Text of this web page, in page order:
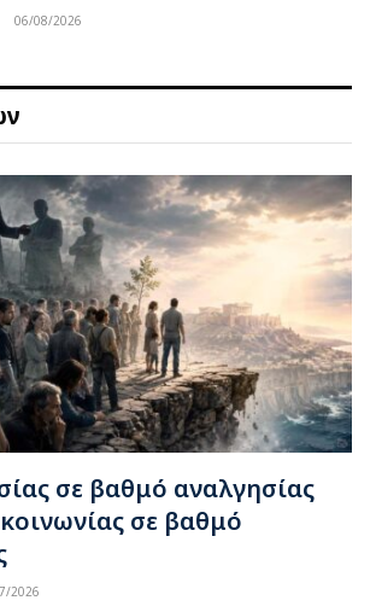
06/08/2026
σε βαθμό αναλγησίας
κοινωνίας σε βαθμό
2026